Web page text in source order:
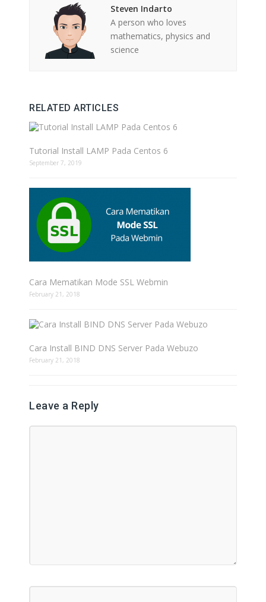
Steven Indarto
A person who loves
mathematics, physics and
science
RELATED ARTICLES
Tutorial Install LAMP Pada Centos 6
September 7, 2019
Cara Mematikan Mode SSL Webmin
February 21, 2018
Cara Install BIND DNS Server Pada Webuzo
February 21, 2018
Leave a Reply